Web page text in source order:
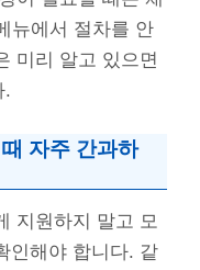
뉴에서 절차를 안
미리 알고 있으면
.
자주 간과하
지원하지 말고 모
인해야 합니다. 같